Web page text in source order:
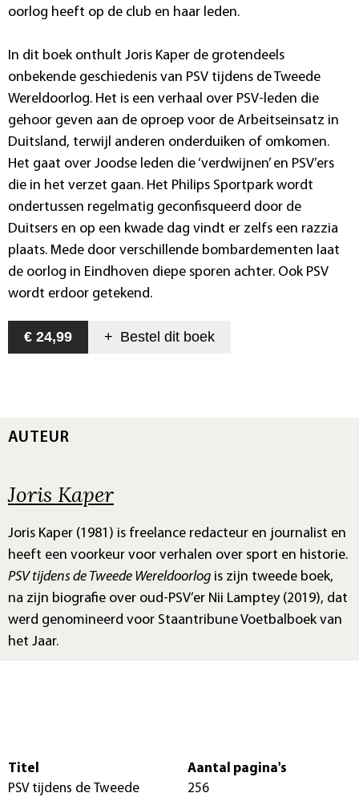
oorlog heeft op de club en haar leden.
In dit boek onthult Joris Kaper de grotendeels
onbekende geschiedenis van PSV tijdens de Tweede
Wereldoorlog. Het is een verhaal over PSV-leden die
gehoor geven aan de oproep voor de Arbeitseinsatz in
Duitsland, terwijl anderen onderduiken of omkomen.
Het gaat over Joodse leden die ‘verdwijnen’ en PSV’ers
die in het verzet gaan. Het Philips Sportpark wordt
ondertussen regelmatig geconfisqueerd door de
Duitsers en op een kwade dag vindt er zelfs een razzia
plaats. Mede door verschillende bombardementen laat
de oorlog in Eindhoven diepe sporen achter. Ook PSV
wordt erdoor getekend.
€ 24,99 + Bestel dit boek
AUTEUR
Joris Kaper
Joris Kaper (1981) is freelance redacteur en journalist en
heeft een voorkeur voor verhalen over sport en historie.
PSV tijdens de Tweede Wereldoorlog is zijn tweede boek,
na zijn biografie over oud-PSV’er Nii Lamptey (2019), dat
werd genomineerd voor Staantribune Voetbalboek van
het Jaar.
Titel
PSV tijdens de Tweede
Aantal pagina's
256